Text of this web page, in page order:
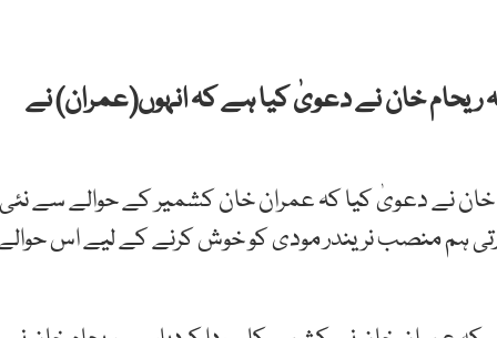
خان نے دعویٰ کیا ہے کہ انہوں(عمران) نے
خان نے دعویٰ کیا کہ عمران خان کشمیر کے حوالے سے نئی
ہم منصب نریندر مودی کو خوش کرنے کے لیے اس